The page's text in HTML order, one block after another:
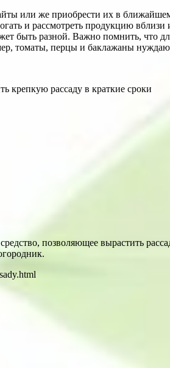
или же приобрести их в
и рассмотреть продукцию
быть разной. Важно помнить, что
томаты, перцы и баклажаны
крепкую рассаду в краткие сроки
позволяющее вырастить